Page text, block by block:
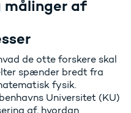
målinger af
de otte forskere skal
spænder bredt fra
fysik.
Universitet (KU)
af, hvordan